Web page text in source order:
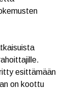
esittämään
on koottu